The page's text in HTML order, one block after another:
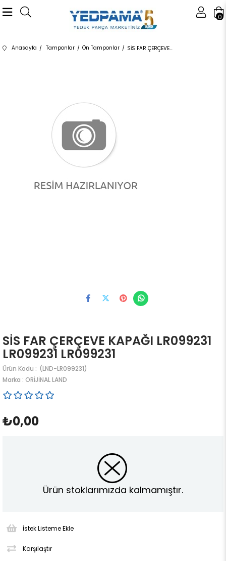
0
Anasayfa Tamponlar Ön Tamponlar SİS FAR ÇERÇEVE KAPAĞI LR099231 LR099231 LR099231
SİS FAR ÇERÇEVE KAPAĞI LR099231
LR099231 LR099231
(LND-LR099231)
Marka : ORİJİNAL LAND
₺0,00
Ürün stoklarımızda kalmamıştır.
İstek Listeme Ekle
Karşılaştır